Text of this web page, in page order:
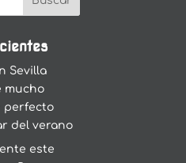
Sevilla
mucho
perfecto
del verano
este